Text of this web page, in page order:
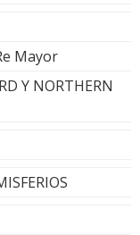
Mayor
Y NORTHERN